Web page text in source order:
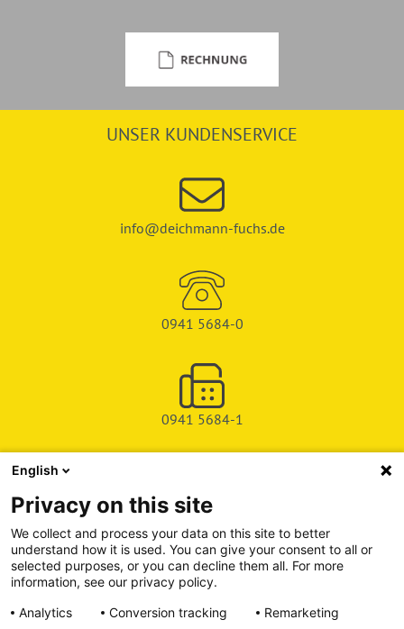
UNSER KUNDENSERVICE
info@deichmann-fuchs.de
0941 5684-0
0941 5684-1
SHOP
SERVICE & SUPPORT
DEICHMAN-FUCHS VERLAG
English
Privacy on this site
We collect and process your data on this site to better
understand how it is used. You can give your consent to all or
selected purposes, or you can decline them all. For more
information, see our privacy policy.
Analytics
Conversion tracking Remarketing